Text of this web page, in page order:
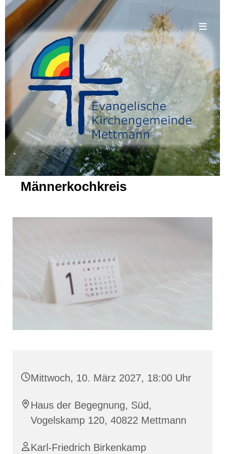
.
Männerkochkreis
Mittwoch, 10. März 2027, 18:00 Uhr
Haus der Begegnung, Süd,
Vogelskamp 120, 40822 Mettmann
Karl-Friedrich Birkenkamp